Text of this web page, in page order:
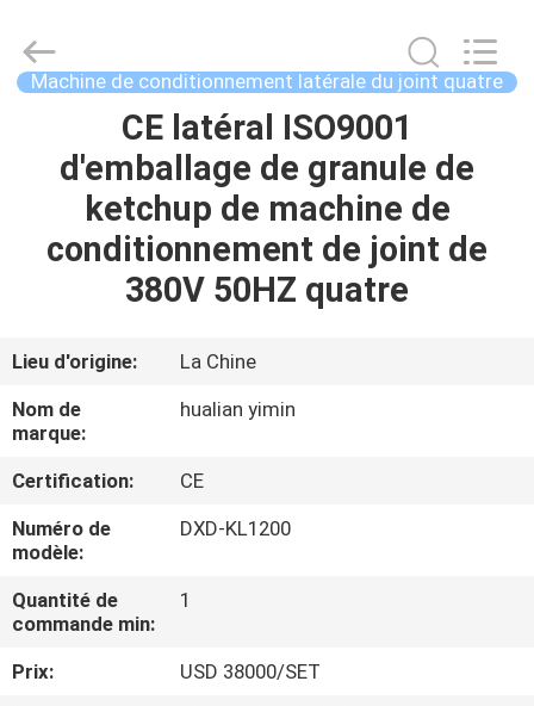
MAISON
PRODUITS
DE
NOUS
VISITE
D'USINE
CONTRÔLE
DE
QUALITÉ
Yiming
Machinery
Co.,Ltd..Machine de conditionnement latérale du joint quatre
CE latéral ISO9001
d'emballage de granule de
ketchup de machine de
conditionnement de joint de
380V 50HZ quatre
Lieu d'origine:
La Chine
Nom de
marque:
hualian yimin
Certification:
CE
Numéro de
modèle:
DXD-KL1200
Quantité de
commande min:
1
Prix:
USD 38000/SET